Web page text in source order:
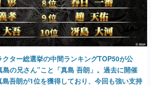
クター総選挙の中間ランキングTOP50が公
の兄さん”こと「真島 吾朗」。過去に開催
吾朗が1位を獲得しており、今回も強い支持